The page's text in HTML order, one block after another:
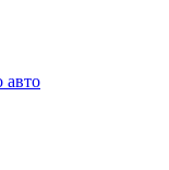
авто